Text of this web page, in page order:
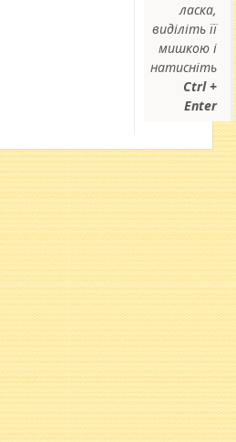
ласка,
виділіть її
мишкою і
натисніть
Ctrl +
Enter